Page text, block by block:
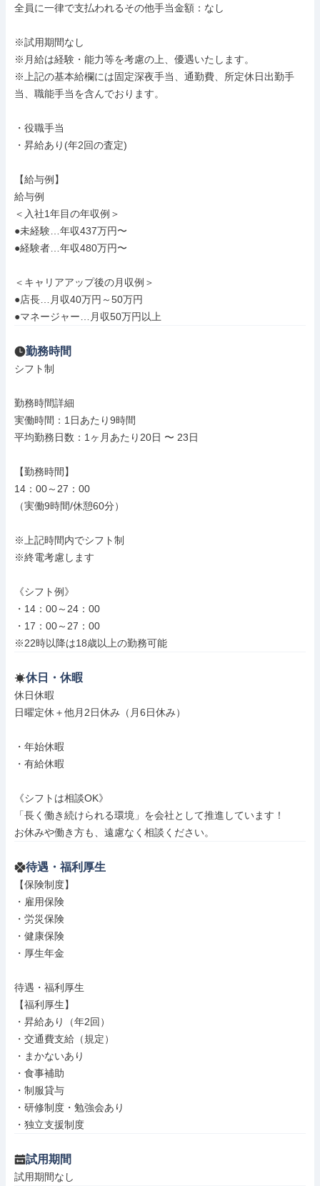
全員に一律で支払われるその他手当金額：なし
※試用期間なし
※月給は経験・能力等を考慮の上、優遇いたします。
※上記の基本給欄には固定深夜手当、通勤費、所定休日出勤手
当、職能手当を含んでおります。
・役職手当
・昇給あり(年2回の査定)
【給与例】
給与例
＜入社1年目の年収例＞
●未経験…年収437万円〜
●経験者…年収480万円〜
＜キャリアアップ後の月収例＞
●店長…月収40万円～50万円
●マネージャー…月収50万円以上
勤務時間
シフト制
勤務時間詳細
実働時間：1日あたり9時間
平均勤務日数：1ヶ月あたり20日 〜 23日
【勤務時間】
14：00～27：00
（実働9時間/休憩60分）
※上記時間内でシフト制
※終電考慮します
《シフト例》
・14：00～24：00
・17：00～27：00
※22時以降は18歳以上の勤務可能
休日・休暇
休日休暇
日曜定休＋他月2日休み（月6日休み）
・年始休暇
・有給休暇
《シフトは相談OK》
「長く働き続けられる環境」を会社として推進しています！
お休みや働き方も、遠慮なく相談ください。
待遇・福利厚生
【保険制度】
・雇用保険
・労災保険
・健康保険
・厚生年金
待遇・福利厚生
【福利厚生】
・昇給あり（年2回）
・交通費支給（規定）
・まかないあり
・食事補助
・制服貸与
・研修制度・勉強会あり
・独立支援制度
試用期間
試用期間なし